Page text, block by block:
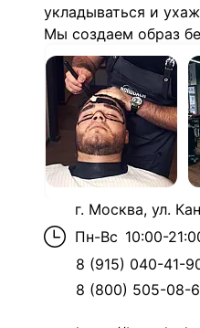
укладываться и
Мы создаем образ
г. Москва, ул.
Пн-Вс 10:00-
8 (915) 040-41-
8 (800) 505-08-